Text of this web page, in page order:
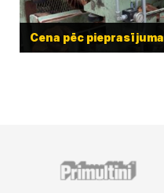
Cena pēc pieprasījuma